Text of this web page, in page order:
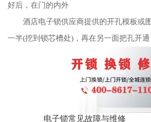
好后，在门的内外
酒店电子锁供应商提供的开孔模板或
一半(挖到锁芯槽处)，再在另一面把孔开
电子锁常见故障与维修